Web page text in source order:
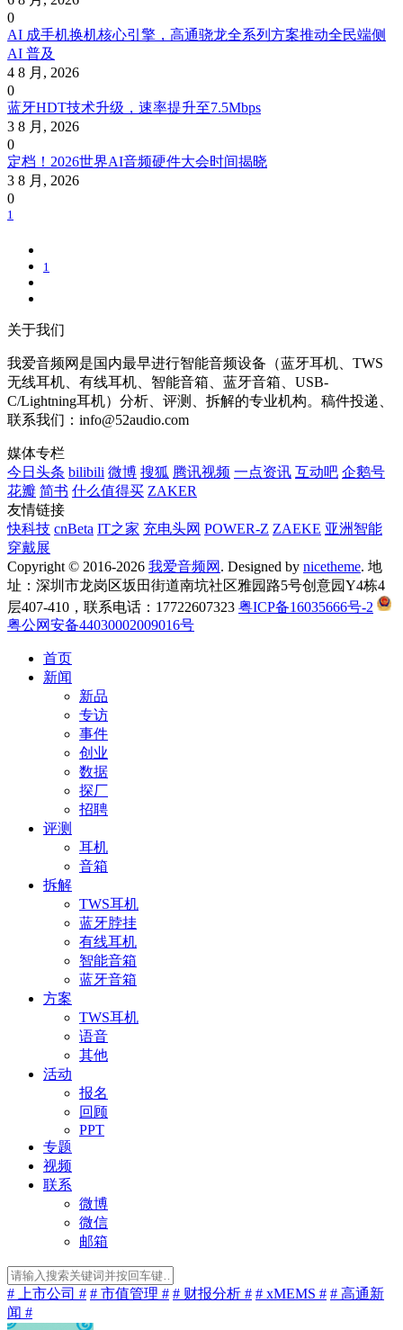
0
AI 成手机换机核心引擎，高通骁龙全系列方案推动全民端侧
AI 普及
4 8 月, 2026
0
蓝牙HDT技术升级，速率提升至7.5Mbps
3 8 月, 2026
0
定档！2026世界AI音频硬件大会时间揭晓
3 8 月, 2026
0
1
1
关于我们
我爱音频网是国内最早进行智能音频设备（蓝牙耳机、TWS
无线耳机、有线耳机、智能音箱、蓝牙音箱、USB-
C/Lightning耳机）分析、评测、拆解的专业机构。稿件投递、
联系我们：info@52audio.com
媒体专栏
今日头条 bilibili 微博 搜狐 腾讯视频 一点资讯 互动吧 企鹅号
花瓣 简书 什么值得买 ZAKER
友情链接
快科技 cnBeta IT之家 充电头网 POWER-Z ZAEKE 亚洲智能
穿戴展
Copyright © 2016-2026 我爱音频网 . Designed by nicetheme. 地
址：深圳市龙岗区坂田街道南坑社区雅园路5号创意园Y4栋4
层407-410，联系电话：17722607323 粤ICP备16035666号-2
粤公网安备44030002009016号
首页
新闻
新品
专访
事件
创业
数据
探厂
招聘
评测
耳机
音箱
拆解
TWS耳机
蓝牙脖挂
有线耳机
智能音箱
蓝牙音箱
方案
TWS耳机
语音
其他
活动
报名
回顾
PPT
专题
视频
联系
微博
微信
邮箱
# 上市公司 # # 市值管理 # # 财报分析 # # xMEMS # # 高通新
闻 #